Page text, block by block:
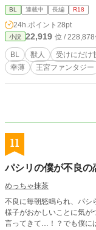
初めて街に来たアレンに優
頃、突然「俺の伴侶になってくれ」と言われ
薄系オオカミが織り成す獣
BL 連載中 長編 R18
24h.ポイント 28pt
小説 22,919 位 /
BL 獣人 受けにだけ
幸薄
王宮ファンタジー
11
パシリの僕が不良の
めっちゃ抹茶
不良に毎朝怒鳴られ、パシ
様子がおかしいことに気が
言ってきて…！？でも僕には秘密があっ